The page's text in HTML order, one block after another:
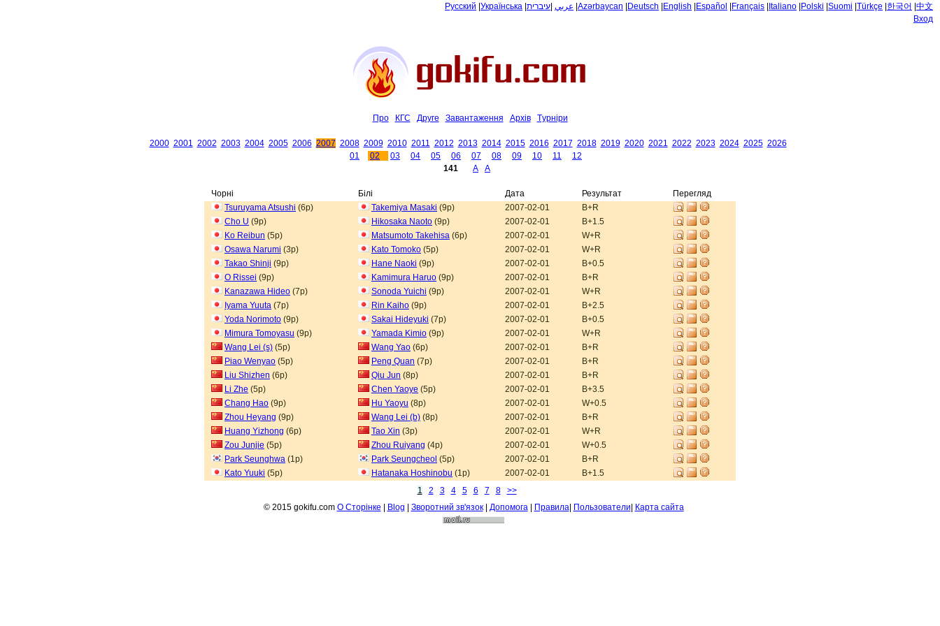
Русский Українська عربي עיברית Azərbaycan Deutsch English Español Français Italiano Polski Suomi Türkçe 한국어 中文
Вход
Про КГС Друге Завантаження Архiв Tурнiри
2000 2001 2002 2003 2004 2005 2006 2007 2008 2009 2010 2011 2012 2013 2014 2015 2016 2017 2018 2019 2020 2021 2022 2023 2024 2025 2026
01
02 03 04 05 06 07 08 09 10 11
12
141
A A
Чорні Білі Дата Результат
Перегляд
Tsuruyama Atsushi (6p) Takemiya Masaki (9p) 2007-02-01
B+R
Cho U (9p) Hikosaka Naoto (9p) 2007-02-01
B+1.5
Ko Reibun (5p) Matsumoto Takehisa (6p) 2007-02-01
W+R
Osawa Narumi (3p) Kato Tomoko (5p) 2007-02-01
W+R
Takao Shinji (9p) Hane Naoki (9p) 2007-02-01
B+0.5
O Rissei (9p) Kamimura Haruo (9p) 2007-02-01
B+R
Kanazawa Hideo (7p) Sonoda Yuichi (9p) 2007-02-01
W+R
Iyama Yuuta (7p) Rin Kaiho (9p) 2007-02-01
B+2.5
Yoda Norimoto (9p) Sakai Hideyuki (7p) 2007-02-01
B+0.5
Mimura Tomoyasu (9p) Yamada Kimio (9p) 2007-02-01
W+R
Wang Lei (s) (5p) Wang Yao (6p) 2007-02-01
B+R
Piao Wenyao (5p) Peng Quan (7p) 2007-02-01
B+R
Liu Shizhen (6p) Qiu Jun (8p) 2007-02-01
B+R
Li Zhe (5p) Chen Yaoye (5p) 2007-02-01
B+3.5
Chang Hao (9p) Hu Yaoyu (8p) 2007-02-01
W+0.5
Zhou Heyang (9p) Wang Lei (b) (8p) 2007-02-01
B+R
Huang Yizhong (6p) Tao Xin (3p) 2007-02-01
W+R
Zou Junjie (5p) Zhou Ruiyang (4p) 2007-02-01
W+0.5
Park Seunghwa (1p) Park Seungcheol (5p) 2007-02-01
B+R
Kato Yuuki (5p) Hatanaka Hoshinobu (1p) 2007-02-01
B+1.5
1
2 3 4 5 6 7 8
>>
© 2015 gokifu.com О Сторiнке | Blog | Зворотний зв'язок| Допомога | Правила| Пользователи| Карта сайта